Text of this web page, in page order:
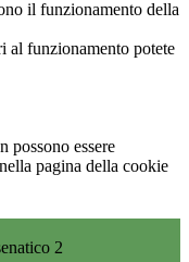
il funzionamento della
al funzionamento potete
possono essere
pagina della cookie
2